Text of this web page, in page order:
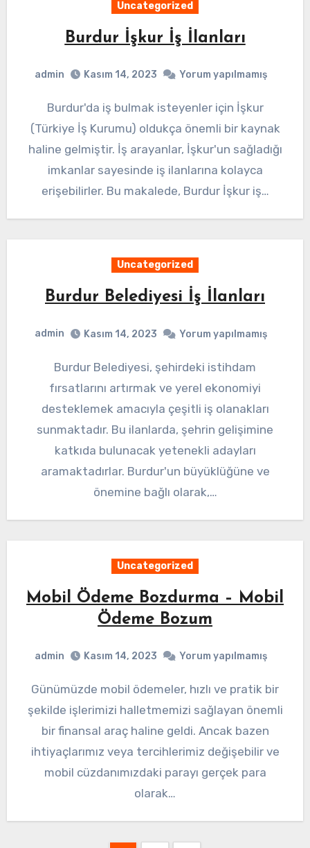
Uncategorized
Burdur İşkur İş İlanları
admin Kasım 14, 2023 Yorum yapılmamış
Burdur'da iş bulmak isteyenler için İşkur
(Türkiye İş Kurumu) oldukça önemli bir kaynak
haline gelmiştir. İş arayanlar, İşkur'un sağladığı
imkanlar sayesinde iş ilanlarına kolayca
erişebilirler. Bu makalede, Burdur İşkur iş…
Uncategorized
Burdur Belediyesi İş İlanları
admin Kasım 14, 2023 Yorum yapılmamış
Burdur Belediyesi, şehirdeki istihdam
fırsatlarını artırmak ve yerel ekonomiyi
desteklemek amacıyla çeşitli iş olanakları
sunmaktadır. Bu ilanlarda, şehrin gelişimine
katkıda bulunacak yetenekli adayları
aramaktadırlar. Burdur'un büyüklüğüne ve
önemine bağlı olarak,…
Uncategorized
Mobil Ödeme Bozdurma – Mobil
Ödeme Bozum
admin Kasım 14, 2023 Yorum yapılmamış
Günümüzde mobil ödemeler, hızlı ve pratik bir
şekilde işlerimizi halletmemizi sağlayan önemli
bir finansal araç haline geldi. Ancak bazen
ihtiyaçlarımız veya tercihlerimiz değişebilir ve
mobil cüzdanımızdaki parayı gerçek para
olarak…